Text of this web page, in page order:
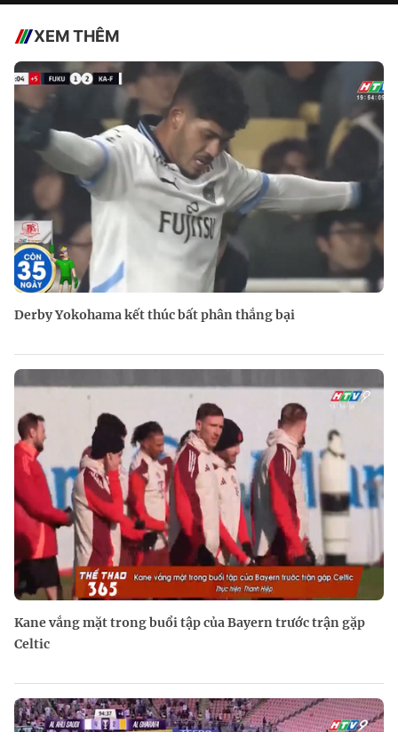
XEM THÊM
Derby Yokohama kết thúc bất phân thắng bại
Kane vắng mặt trong buổi tập của Bayern trước trận gặp
Celtic